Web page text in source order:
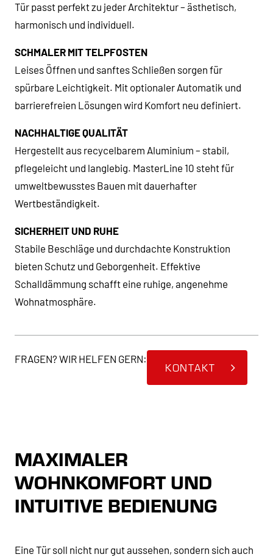
Tür passt perfekt zu jeder Architektur – ästhetisch,
harmonisch und individuell.
SCHMALER MIT TELPFOSTEN
Leises Öffnen und sanftes Schließen sorgen für
spürbare Leichtigkeit. Mit optionaler Automatik und
barrierefreien Lösungen wird Komfort neu definiert.
NACHHALTIGE QUALITÄT
Hergestellt aus recycelbarem Aluminium – stabil,
pflegeleicht und langlebig. MasterLine 10 steht für
umweltbewusstes Bauen mit dauerhafter
Wertbeständigkeit.
SICHERHEIT UND RUHE
Stabile Beschläge und durchdachte Konstruktion
bieten Schutz und Geborgenheit. Effektive
Schalldämmung schafft eine ruhige, angenehme
Wohnatmosphäre.
KONTAKT
MAXIMALER
WOHNKOMFORT UND
INTUITIVE BEDIENUNG
Eine Tür soll nicht nur gut aussehen, sondern sich auch